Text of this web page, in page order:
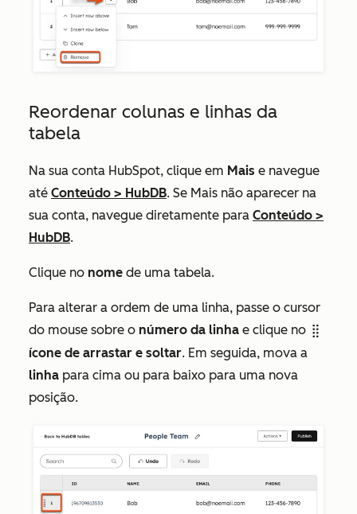
Reordenar colunas e linhas da
tabela
Na sua conta HubSpot, clique em Mais e navegue
até Conteúdo > HubDB. Se Mais não aparecer na
sua conta, navegue diretamente para Conteúdo >
HubDB.
Clique no nome de uma tabela.
Para alterar a ordem de uma linha, passe o cursor
do mouse sobre o número da linha e clique no dragHandleIcon
ícone de arrastar e soltar. Em seguida, mova a
linha para cima ou para baixo para uma nova
posição.